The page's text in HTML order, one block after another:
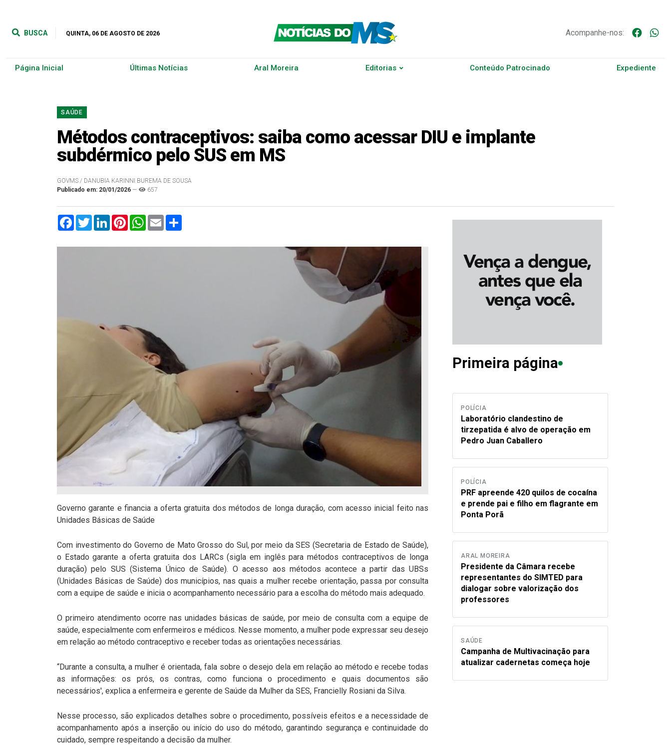
BUSCA QUINTA, 06 DE AGOSTO DE 2026 Acompanhe-nos:
Página Inicial Últimas Notícias Aral Moreira Editorias Conteúdo Patrocinado Expediente
SAÚDE
Métodos contraceptivos: saiba como acessar DIU e implante
subdérmico pelo SUS em MS
GOVMS / DANUBIA KARINNI BUREMA DE SOUSA
Publicado em: 20/01/2026 — 657
FacebookTwitterLinkedInPinterestWhatsApp
Email
Governo garante e financia a oferta gratuita dos métodos de longa duração, com acesso inicial feito nas
Unidades Básicas de Saúde
Com investimento do Governo de Mato Grosso do Sul, por meio da SES (Secretaria de Estado de Saúde),
o Estado garante a oferta gratuita dos LARCs (sigla em inglês para métodos contraceptivos de longa
duração) pelo SUS (Sistema Único de Saúde). O acesso aos métodos acontece a partir das UBSs
(Unidades Básicas de Saúde) dos municípios, nas quais a mulher recebe orientação, passa por consulta
com a equipe de saúde e inicia o acompanhamento necessário para a escolha do método mais adequado.
O primeiro atendimento ocorre nas unidades básicas de saúde, por meio de consulta com a equipe de
saúde, especialmente com enfermeiros e médicos. Nesse momento, a mulher pode expressar seu desejo
em relação ao método contraceptivo e receber todas as orientações necessárias.
“Durante a consulta, a mulher é orientada, fala sobre o desejo dela em relação ao método e recebe todas
as informações: os prós, os contras, como funciona o procedimento e quais documentos são
necessários', explica a enfermeira e gerente de Saúde da Mulher da SES, Francielly Rosiani da Silva.
Nesse processo, são explicados detalhes sobre o procedimento, possíveis efeitos e a necessidade de
acompanhamento após a inserção ou início do uso do método, garantindo segurança e continuidade do
cuidado, sempre respeitando a decisão da mulher.
Primeira página
POLÍCIA
Laboratório clandestino de
tirzepatida é alvo de operação em
Pedro Juan Caballero
POLÍCIA
PRF apreende 420 quilos de cocaína
e prende pai e filho em flagrante em
Ponta Porã
ARAL MOREIRA
Presidente da Câmara recebe
representantes do SIMTED para
dialogar sobre valorização dos
professores
SAÚDE
Campanha de Multivacinação para
atualizar cadernetas começa hoje